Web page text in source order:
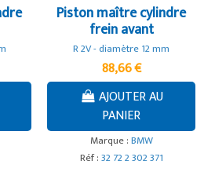
Piston maître cylindre
frein avant
R 2V - diamètre 12 mm
88,66 €
AJOUTER AU
PANIER
Marque :BMW
Réf :32 72 2 302 371